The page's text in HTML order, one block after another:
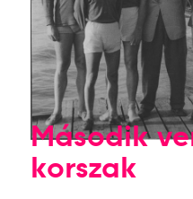
Második
korszak